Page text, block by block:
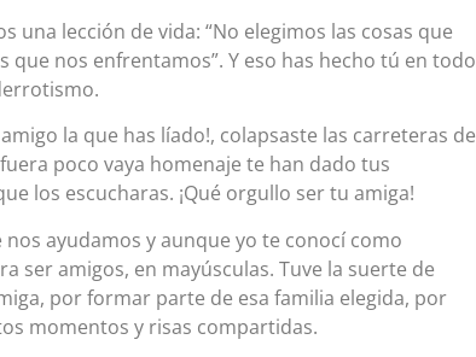
lección de vida: “No elegimos las cosas que
nos enfrentamos”. Y eso has hecho tú en todo
la que has líado!, colapsaste las carreteras de
poco vaya homenaje te han dado tus
los escucharas. ¡Qué orgullo ser tu amiga!
ayudamos y aunque yo te conocí como
ser amigos, en mayúsculas. Tuve la suerte de
por formar parte de esa familia elegida, por
momentos y risas compartidas.